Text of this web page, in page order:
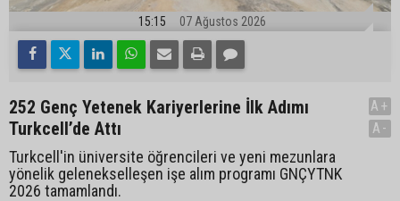
15:15 07 Ağustos 2026
252 Genç Yetenek Kariyerlerine İlk Adımı
Turkcell’de Attı
Turkcell'in üniversite öğrencileri ve yeni mezunlara
yönelik gelenekselleşen işe alım programı GNÇYTNK
2026 tamamlandı.
A+
A-